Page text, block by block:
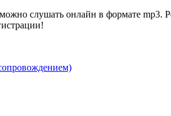
слушать онлайн в формате mp3.